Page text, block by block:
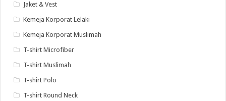
Jaket & Vest
Kemeja Korporat Lelaki
Kemeja Korporat Muslimah
T-shirt Microfiber
T-shirt Muslimah
T-shirt Polo
T-shirt Round Neck